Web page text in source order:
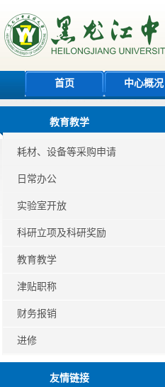
首页 中心概况
教育教学
耗材、设备等采购申请
日常办公
实验室开放
科研立项及科研奖励
教育教学
津贴职称
财务报销
进修
友情链接